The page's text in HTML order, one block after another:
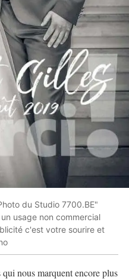
du Studio 7700.BE"
usage non commercial
c'est votre sourire et
nous marquent encore plus